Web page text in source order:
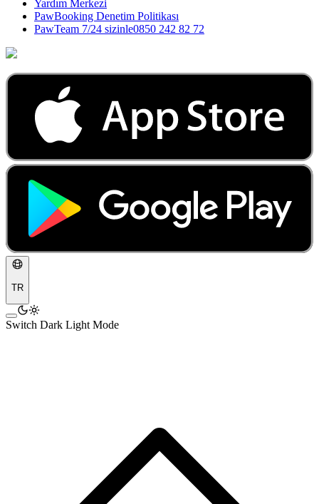
Yardım Merkezi
PawBooking Denetim Politikası
PawTeam 7/24 sizinle0850 242 82 72
TR
Switch Dark Light Mode